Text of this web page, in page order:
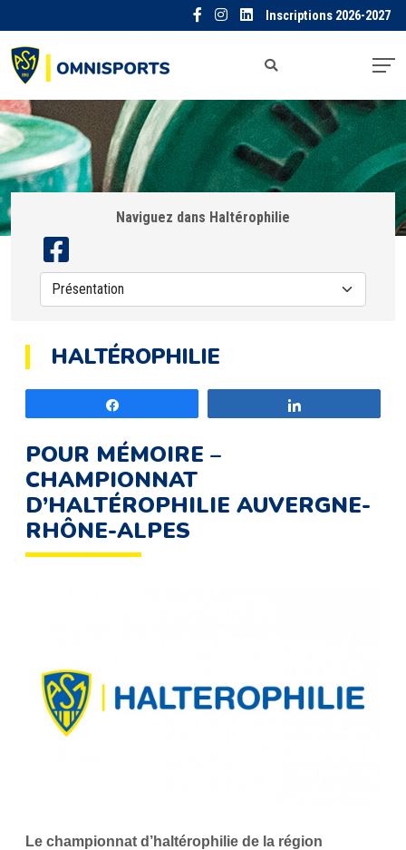
Inscriptions 2026-2027
Naviguez dans Haltérophilie
HALTÉROPHILIE
POUR MÉMOIRE –
CHAMPIONNAT
D’HALTÉROPHILIE AUVERGNE-
RHÔNE-ALPES
Le championnat d’haltérophilie de la région